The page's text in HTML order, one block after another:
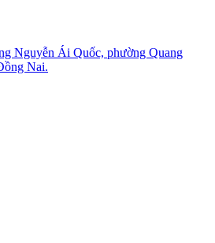
Nguyễn Ái Quốc, phường Quang
Nai.